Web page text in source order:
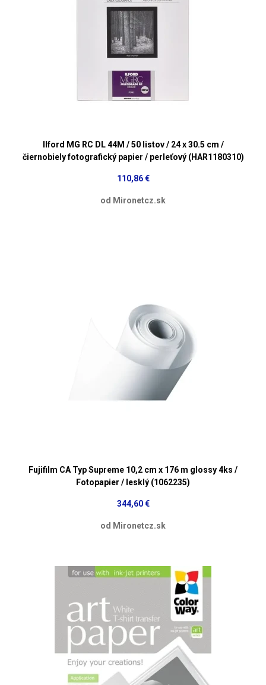
Ilford MG RC DL 44M / 50 listov / 24 x 30.5 cm /
čiernobiely fotografický papier / perleťový (HAR1180310)
110,86 €
od Mironetcz.sk
Fujifilm CA Typ Supreme 10,2 cm x 176 m glossy 4ks /
Fotopapier / lesklý (1062235)
344,60 €
od Mironetcz.sk